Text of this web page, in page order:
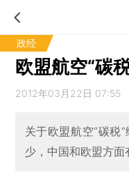
政经
欧盟航空“碳
2012年03月22日 07:55
关于欧盟航空“碳税
少，中国和欧盟方面